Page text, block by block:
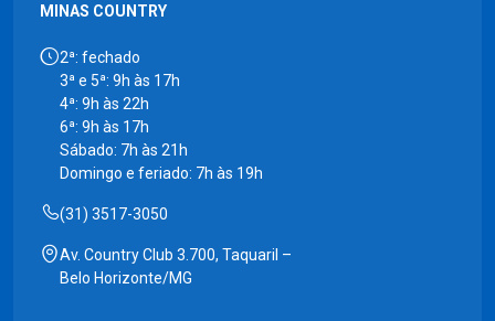
MINAS COUNTRY
2ª: fechado
3ª e 5ª: 9h às 17h
4ª: 9h às 22h
6ª: 9h às 17h
Sábado: 7h às 21h
Domingo e feriado: 7h às 19h
(31) 3517-3050
Av. Country Club 3.700, Taquaril –
Belo Horizonte/MG